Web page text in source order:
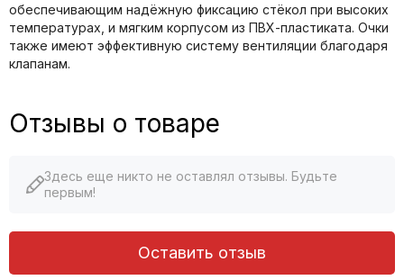
обеспечивающим надёжную фиксацию стёкол при высоких
температурах, и мягким корпусом из ПВХ-пластиката. Очки
также имеют эффективную систему вентиляции благодаря
клапанам.
Отзывы о товаре
Здесь еще никто не оставлял отзывы. Будьте
первым!
Оставить отзыв